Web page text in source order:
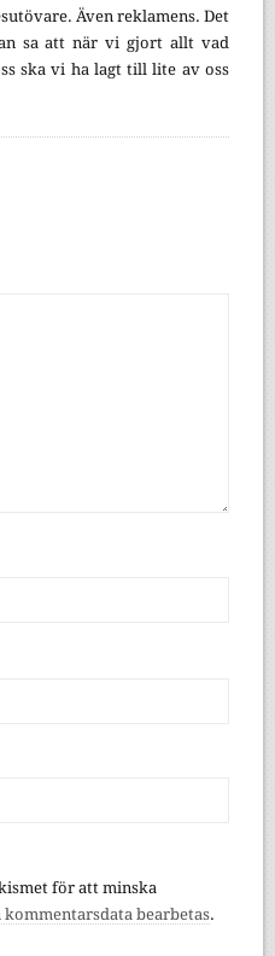
Även reklamens. Det
sa att när vi gjort allt vad
ska vi ha lagt till lite av oss
för att minska
bearbetas.